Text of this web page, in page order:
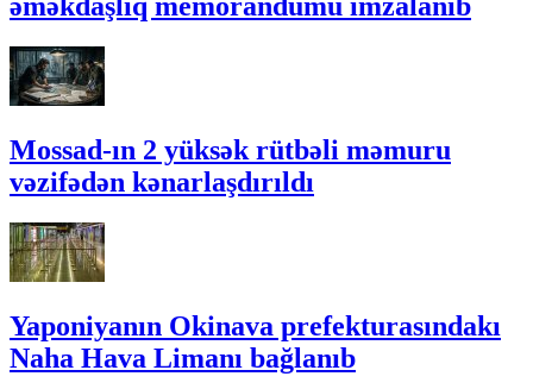
əməkdaşlıq memorandumu imzalanıb
Mossad-ın 2 yüksək rütbəli məmuru
vəzifədən kənarlaşdırıldı
Yaponiyanın Okinava prefekturasındakı
Naha Hava Limanı bağlanıb